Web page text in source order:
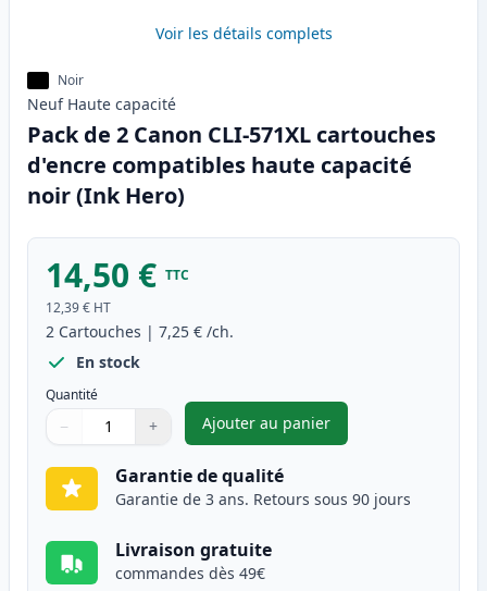
Voir les détails complets
Noir
Neuf Haute capacité
Pack de 2 Canon CLI-571XL cartouches
d'encre compatibles haute capacité
noir (Ink Hero)
14,50 € TTC
12,39 € HT
2 Cartouches | 7,25 € /ch.
En stock
Quantité
Quantité
Utilisez les boutons pour ajuster
− +
Quantité
Ajouter au panier
,Pack de 2 Canon CLI-571XL
Garantie de qualité
Garantie de 3 ans. Retours sous 90 jours
Livraison gratuite
commandes dès 49€